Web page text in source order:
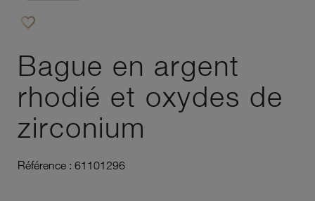
favorite_border
Bague en argent
rhodié et oxydes de
zirconium
Référence : 61101296